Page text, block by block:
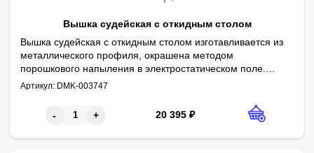
Вышка судейская с откидным столом
Вышка судейская с откидным столом изготавливается из
металлического профиля, окрашена методом
порошкового напыления в электростатическом поле.
Изделие представляет собой сборно-разборную
по узлам, готовое к сборке и дальнейшей эксплуатации.
Параметры:
Высота - 2480 мм
Глубина - 1880 мм
Ширина - 580 мм
Откидной столик - из фанеры
Краска - порошковая
Артикул: DMK-003747
- + 20 395 ₽